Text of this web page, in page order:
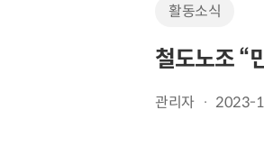
활동소식
철도노조 “
관리자 2023-